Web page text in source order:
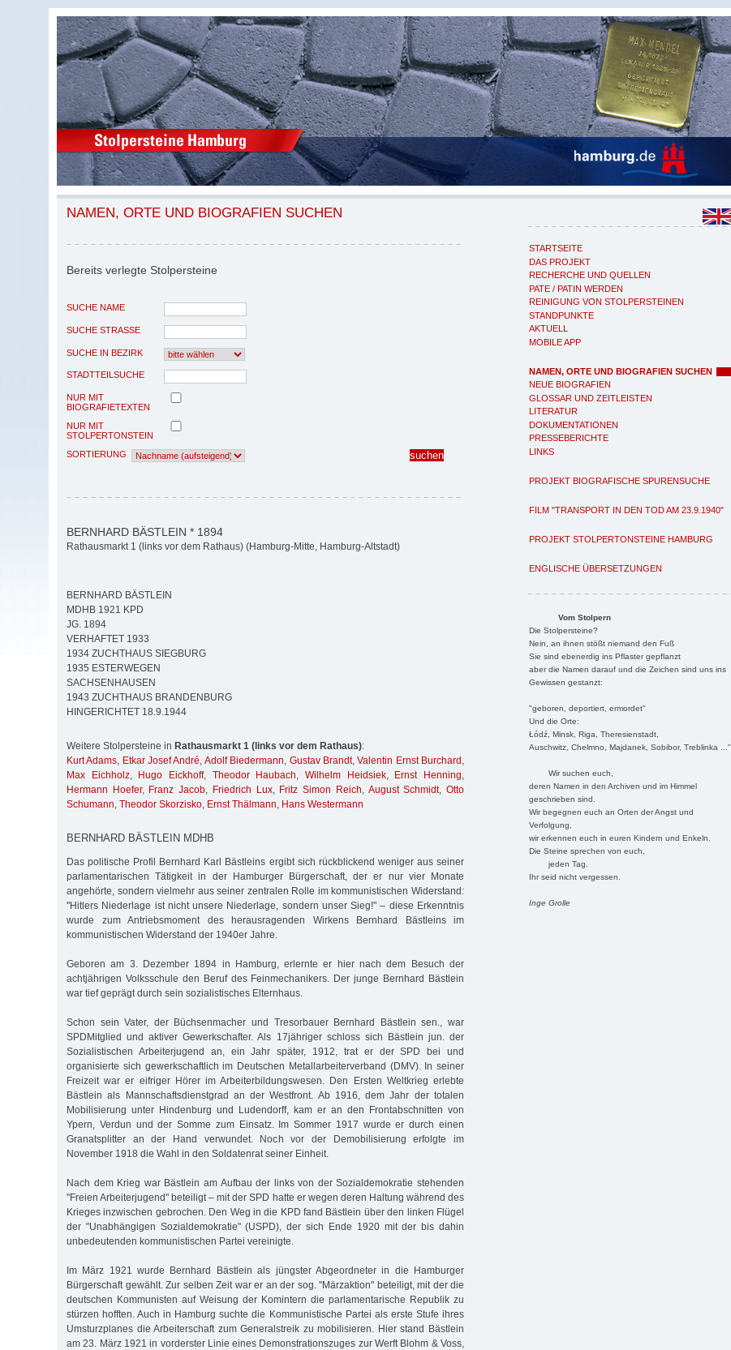
STARTSEITE
DAS PROJEKT
RECHERCHE UND QUELLEN
PATE / PATIN WERDEN
REINIGUNG VON STOLPERSTEINEN
STANDPUNKTE
AKTUELL
MOBILE APP
NAMEN, ORTE UND BIOGRAFIEN SUCHEN
NEUE BIOGRAFIEN
GLOSSAR UND ZEITLEISTEN
LITERATUR
DOKUMENTATIONEN
PRESSEBERICHTE
LINKS
PROJEKT BIOGRAFISCHE SPURENSUCHE
FILM "TRANSPORT IN DEN TOD AM 23.9.1940"
PROJEKT STOLPERTONSTEINE HAMBURG
ENGLISCHE ÜBERSETZUNGEN
Vom Stolpern
Die Stolpersteine?
Nein, an ihnen stößt niemand den Fuß
Sie sind ebenerdig ins Pflaster gepflanzt
aber die Namen darauf und die Zeichen sind uns ins
Gewissen gestanzt:
"geboren, deportiert, ermordet"
Und die Orte:
Łódź, Minsk, Riga, Theresienstadt,
Auschwitz, Chelmno, Majdanek, Sobibor, Treblinka ..."
Wir suchen euch,
deren Namen in den Archiven und im Himmel
geschrieben sind.
Wir begegnen euch an Orten der Angst und
Verfolgung,
wir erkennen euch in euren Kindern und Enkeln.
Die Steine sprechen von euch,
jeden Tag.
Ihr seid nicht vergessen.
Inge Grolle
NAMEN, ORTE UND BIOGRAFIEN SUCHEN
Bereits verlegte Stolpersteine
SUCHE NAME
SUCHE STRASSE
SUCHE IN BEZIRK
STADTTEILSUCHE
NUR MIT
BIOGRAFIETEXTEN
NUR MIT
STOLPERTONSTEIN
SORTIERUNG
BERNHARD BÄSTLEIN * 1894
Rathausmarkt 1 (links vor dem Rathaus) (Hamburg-Mitte, Hamburg-Altstadt)
BERNHARD BÄSTLEIN
MDHB 1921 KPD
JG. 1894
VERHAFTET 1933
1934 ZUCHTHAUS SIEGBURG
1935 ESTERWEGEN
SACHSENHAUSEN
1943 ZUCHTHAUS BRANDENBURG
HINGERICHTET 18.9.1944
Weitere Stolpersteine in Rathausmarkt 1 (links vor dem Rathaus):
Kurt Adams, Etkar Josef André, Adolf Biedermann, Gustav Brandt,Valentin Ernst Burchard ,
Max Eichholz, Hugo Eickhoff, Theodor Haubach,Wilhelm Heidsiek, Ernst Henning,
Hermann Hoefer, Franz Jacob, Friedrich Lux, Fritz Simon Reich, August Schmidt,Otto
Schumann, Theodor Skorzisko, Ernst Thälmann, Hans Westermann
BERNHARD BÄSTLEIN MDHB
Das politische Profil Bernhard Karl Bästleins ergibt sich rückblickend weniger aus seiner
parlamentarischen Tätigkeit in der Hamburger Bürgerschaft, der er nur vier Monate
angehörte, sondern vielmehr aus seiner zentralen Rolle im kommunistischen Widerstand:
"Hitlers Niederlage ist nicht unsere Niederlage, sondern unser Sieg!" – diese Erkenntnis
wurde zum Antriebsmoment des herausragenden Wirkens Bernhard Bästleins im
kommunistischen Widerstand der 1940er Jahre.
Geboren am 3. Dezember 1894 in Hamburg, erlernte er hier nach dem Besuch der
achtjährigen Volksschule den Beruf des Feinmechanikers. Der junge Bernhard Bästlein
war tief geprägt durch sein sozialistisches Elternhaus.
Schon sein Vater, der Büchsenmacher und Tresorbauer Bernhard Bästlein sen., war
SPDMitglied und aktiver Gewerkschafter. Als 17jähriger schloss sich Bästlein jun. der
Sozialistischen Arbeiterjugend an, ein Jahr später, 1912, trat er der SPD bei und
organisierte sich gewerkschaftlich im Deutschen Metallarbeiterverband (DMV). In seiner
Freizeit war er eifriger Hörer im Arbeiterbildungswesen. Den Ersten Weltkrieg erlebte
Bästlein als Mannschaftsdienstgrad an der Westfront. Ab 1916, dem Jahr der totalen
Mobilisierung unter Hindenburg und Ludendorff, kam er an den Frontabschnitten von
Ypern, Verdun und der Somme zum Einsatz. Im Sommer 1917 wurde er durch einen
Granatsplitter an der Hand verwundet. Noch vor der Demobilisierung erfolgte im
November 1918 die Wahl in den Soldatenrat seiner Einheit.
Nach dem Krieg war Bästlein am Aufbau der links von der Sozialdemokratie stehenden
"Freien Arbeiterjugend" beteiligt – mit der SPD hatte er wegen deren Haltung während des
Krieges inzwischen gebrochen. Den Weg in die KPD fand Bästlein über den linken Flügel
der "Unabhängigen Sozialdemokratie" (USPD), der sich Ende 1920 mit der bis dahin
unbedeutenden kommunistischen Partei vereinigte.
Im März 1921 wurde Bernhard Bästlein als jüngster Abgeordneter in die Hamburger
Bürgerschaft gewählt. Zur selben Zeit war er an der sog. "Märzaktion" beteiligt, mit der die
deutschen Kommunisten auf Weisung der Komintern die parlamentarische Republik zu
stürzen hofften. Auch in Hamburg suchte die Kommunistische Partei als erste Stufe ihres
Umsturzplanes die Arbeiterschaft zum Generalstreik zu mobilisieren. Hier stand Bästlein
am 23. März 1921 in vorderster Linie eines Demonstrationszuges zur Werft Blohm & Voss,